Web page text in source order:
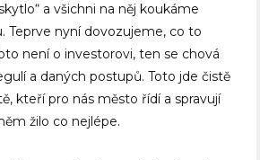
a všichni na něj koukáme
Teprve nyní dovozujeme, co to
není o investorovi, ten se chová
a daných postupů. Toto jde čistě
kteří pro nás město řídí a spravují
žilo co nejlépe.